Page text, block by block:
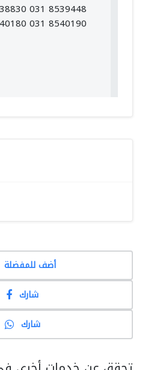
031 8539448
031 8540190
أضف للمفضلة
شارك
شارك